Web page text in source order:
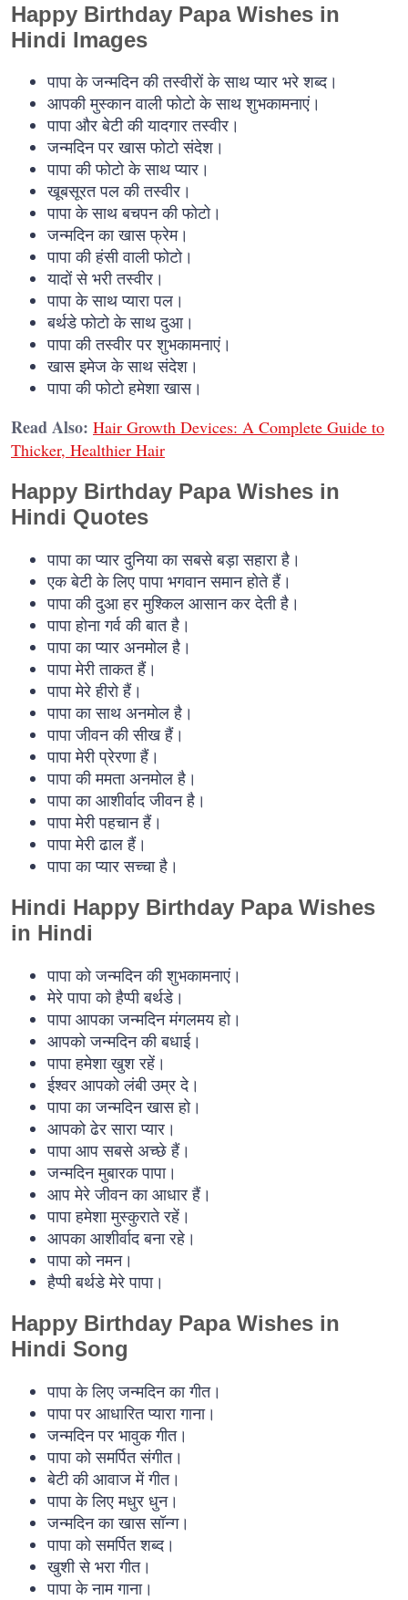
Happy Birthday Papa Wishes in
Hindi Images
पापा के जन्मदिन की तस्वीरों के साथ प्यार भरे शब्द।
आपकी मुस्कान वाली फोटो के साथ शुभकामनाएं।
पापा और बेटी की यादगार तस्वीर।
जन्मदिन पर खास फोटो संदेश।
पापा की फोटो के साथ प्यार।
खूबसूरत पल की तस्वीर।
पापा के साथ बचपन की फोटो।
जन्मदिन का खास फ्रेम।
पापा की हंसी वाली फोटो।
यादों से भरी तस्वीर।
पापा के साथ प्यारा पल।
बर्थडे फोटो के साथ दुआ।
पापा की तस्वीर पर शुभकामनाएं।
खास इमेज के साथ संदेश।
पापा की फोटो हमेशा खास।
Read Also: Hair Growth Devices: A Complete Guide to
Thicker, Healthier Hair
Happy Birthday Papa Wishes in
Hindi Quotes
पापा का प्यार दुनिया का सबसे बड़ा सहारा है।
एक बेटी के लिए पापा भगवान समान होते हैं।
पापा की दुआ हर मुश्किल आसान कर देती है।
पापा होना गर्व की बात है।
पापा का प्यार अनमोल है।
पापा मेरी ताकत हैं।
पापा मेरे हीरो हैं।
पापा का साथ अनमोल है।
पापा जीवन की सीख हैं।
पापा मेरी प्रेरणा हैं।
पापा की ममता अनमोल है।
पापा का आशीर्वाद जीवन है।
पापा मेरी पहचान हैं।
पापा मेरी ढाल हैं।
पापा का प्यार सच्चा है।
Hindi Happy Birthday Papa Wishes
in Hindi
पापा को जन्मदिन की शुभकामनाएं।
मेरे पापा को हैप्पी बर्थडे।
पापा आपका जन्मदिन मंगलमय हो।
आपको जन्मदिन की बधाई।
पापा हमेशा खुश रहें।
ईश्वर आपको लंबी उम्र दे।
पापा का जन्मदिन खास हो।
आपको ढेर सारा प्यार।
पापा आप सबसे अच्छे हैं।
जन्मदिन मुबारक पापा।
आप मेरे जीवन का आधार हैं।
पापा हमेशा मुस्कुराते रहें।
आपका आशीर्वाद बना रहे।
पापा को नमन।
हैप्पी बर्थडे मेरे पापा।
Happy Birthday Papa Wishes in
Hindi Song
पापा के लिए जन्मदिन का गीत।
पापा पर आधारित प्यारा गाना।
जन्मदिन पर भावुक गीत।
पापा को समर्पित संगीत।
बेटी की आवाज में गीत।
पापा के लिए मधुर धुन।
जन्मदिन का खास सॉन्ग।
पापा को समर्पित शब्द।
खुशी से भरा गीत।
पापा के नाम गाना।